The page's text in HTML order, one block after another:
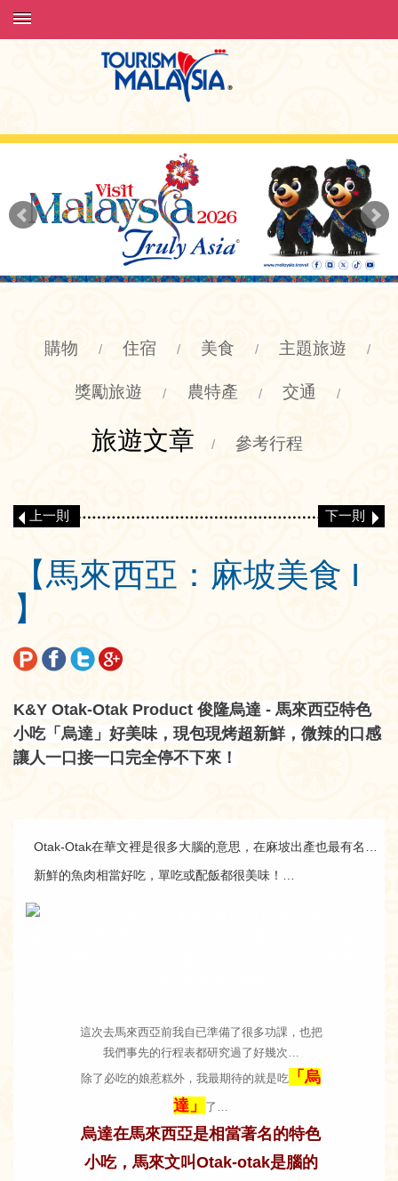
購物 / 住宿 / 美食 / 主題旅遊 /
獎勵旅遊 / 農特產 / 交通 /
旅遊文章 / 參考行程
上一則 下一則
【馬來西亞：麻坡美食 I
】
K&Y Otak-Otak Product 俊隆烏達 - 馬來西亞特色
小吃「烏達」好美味，現包現烤超新鮮，微辣的口感
讓人一口接一口完全停不下來！
Otak-Otak在華文裡是很多大腦的意思，在麻坡出產也最有名…
新鮮的魚肉相當好吃，單吃或配飯都很美味！…
這次去馬來西亞前我自已準備了很多功課，也把
我們事先的行程表都研究過了好幾次…
除了必吃的娘惹糕外，我最期待的就是吃
「烏
達」
了…
烏達在馬來西亞是相當著名的特色
小吃，馬來文叫Otak-otak是腦的